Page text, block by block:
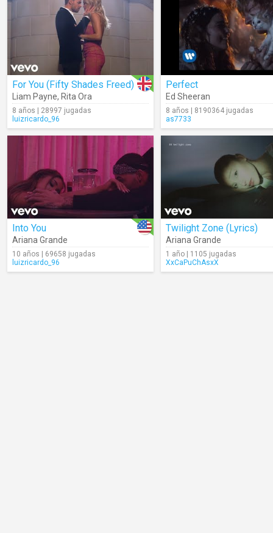
For You (Fifty Shades Freed)
Liam Payne, Rita Ora
8 años | 28997 jugadas
luizricardo_96
Perfect
Ed Sheeran
8 años | 8190364 jugadas
as7733
Into You
Ariana Grande
10 años | 69658 jugadas
luizricardo_96
Twilight Zone (Lyrics)
Ariana Grande
1 año | 1105 jugadas
XxCaPuChAsxX